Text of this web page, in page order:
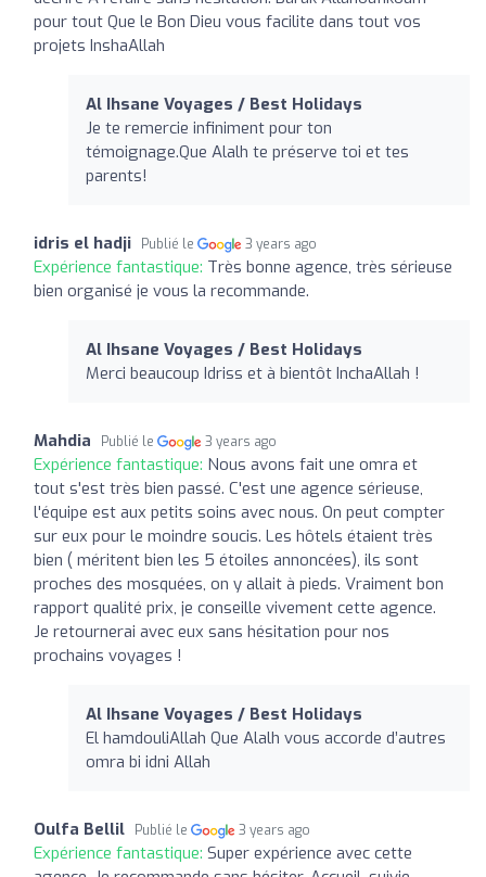
pour tout Que le Bon Dieu vous facilite dans tout vos
projets InshaAllah
Al Ihsane Voyages / Best Holidays
Je te remercie infiniment pour ton
témoignage.Que Alalh te préserve toi et tes
parents!
idris el hadji Publié le 3 years ago
Expérience fantastique: Très bonne agence, très sérieuse
bien organisé je vous la recommande.
Al Ihsane Voyages / Best Holidays
Merci beaucoup Idriss et à bientôt InchaAllah !
Mahdia Publié le 3 years ago
Expérience fantastique: Nous avons fait une omra et
tout s'est très bien passé. C'est une agence sérieuse,
l'équipe est aux petits soins avec nous. On peut compter
sur eux pour le moindre soucis. Les hôtels étaient très
bien ( méritent bien les 5 étoiles annoncées), ils sont
proches des mosquées, on y allait à pieds. Vraiment bon
rapport qualité prix, je conseille vivement cette agence.
Je retournerai avec eux sans hésitation pour nos
prochains voyages !
Al Ihsane Voyages / Best Holidays
El hamdouliAllah Que Alalh vous accorde d’autres
omra bi idni Allah
Oulfa Bellil Publié le 3 years ago
Expérience fantastique: Super expérience avec cette